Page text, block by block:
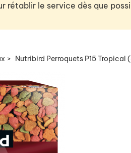
rétablir le service dès que
> Nutribird Perroquets P15 Tropical